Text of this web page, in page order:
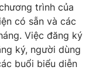
trình của
có sẵn và các
Việc đăng ký
ký, người dùng
buổi biểu diễn